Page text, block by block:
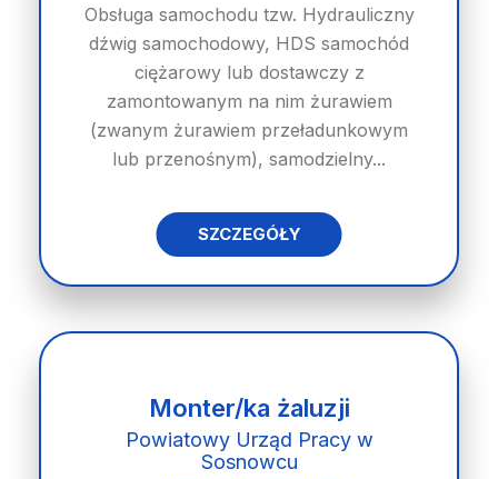
Obsługa samochodu tzw. Hydrauliczny
dźwig samochodowy, HDS samochód
ciężarowy lub dostawczy z
zamontowanym na nim żurawiem
(zwanym żurawiem przeładunkowym
lub przenośnym), samodzielny...
SZCZEGÓŁY
Monter/ka żaluzji
Powiatowy Urząd Pracy w
Sosnowcu